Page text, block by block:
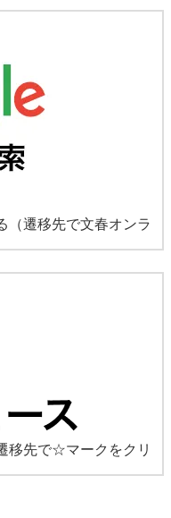
（遷移先で文春オンラ
移先で☆マークをクリ